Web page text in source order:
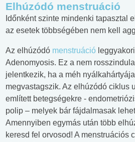
Elhúzódó menstruáció
Időnként szinte mindenki tapasztal
az esetek többségében nem kell
Az elhúzódó menstruáció
Adenomyosis. Ez a nem
jelentkezik, ha a méh
megvastagszik. Az elhúzódó ciklus
említett betegségekre -
polip – melyek bár fájdalmasak
Amennyiben egymás után több
keresd fel orvosod! A menstruációs